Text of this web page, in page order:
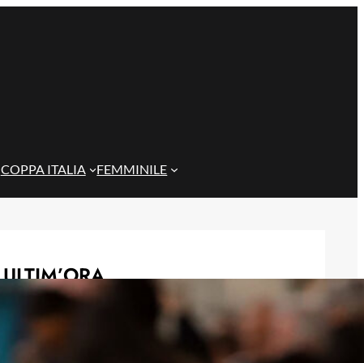
COPPA ITALIA FEMMINILE
ULTIM’ORA
Nessun interesse del Como per
Sebastiano Esposito: ‘Non è un